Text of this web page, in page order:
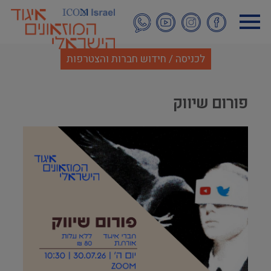
לתוכן
העיקרי
לכניסה / חידוש חברות והצטרפות
פורום שיווק